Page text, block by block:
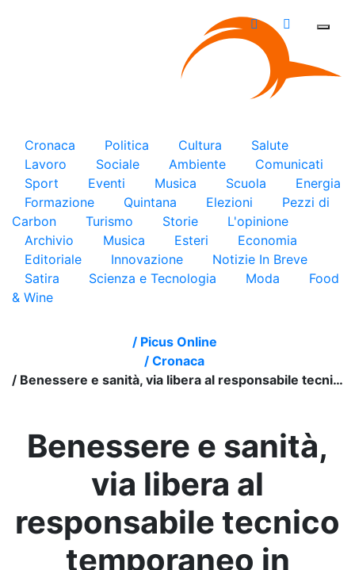
Cronaca Politica Cultura
Salute
Lavoro
Sociale Ambiente
Comunicati
Sport
Eventi Musica Scuola
Energia
Formazione
Quintana Elezioni
Pezzi di
Carbon
Turismo Storie
L'opinione
Archivio
Musica Esteri
Economia
Editoriale
Innovazione
Notizie In Breve
Satira
Scienza e Tecnologia Moda
Food
& Wine
/ Picus Online
/ Cronaca
/ Benessere e sanità, via libera al responsabile tecnico temporaneo in salone
Benessere e sanità,
via libera al
responsabile tecnico
temporaneo in